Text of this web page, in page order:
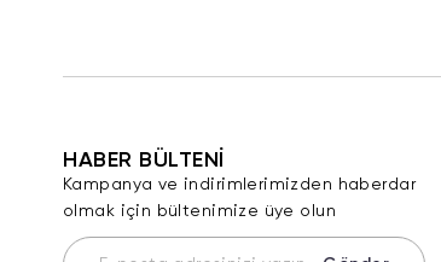
HABER BÜLTENİ
Kampanya ve indirimlerimizden haberdar
olmak için bültenimize üye olun